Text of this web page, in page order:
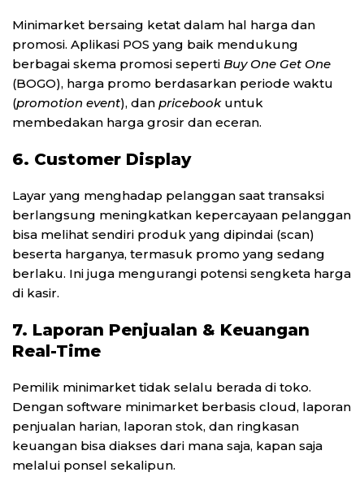
Minimarket bersaing ketat dalam hal harga dan
promosi. Aplikasi POS yang baik mendukung
berbagai skema promosi seperti Buy One Get One
(BOGO), harga promo berdasarkan periode waktu
(promotion event), dan pricebookuntuk
membedakan harga grosir dan eceran.
6. Customer Display
Layar yang menghadap pelanggan saat transaksi
berlangsung meningkatkan kepercayaan pelanggan
bisa melihat sendiri produk yang dipindai (scan)
beserta harganya, termasuk promo yang sedang
berlaku. Ini juga mengurangi potensi sengketa harga
di kasir.
7. Laporan Penjualan & Keuangan
Real-Time
Pemilik minimarket tidak selalu berada di toko.
Dengan software minimarket berbasis cloud, laporan
penjualan harian, laporan stok, dan ringkasan
keuangan bisa diakses dari mana saja, kapan saja
melalui ponsel sekalipun.